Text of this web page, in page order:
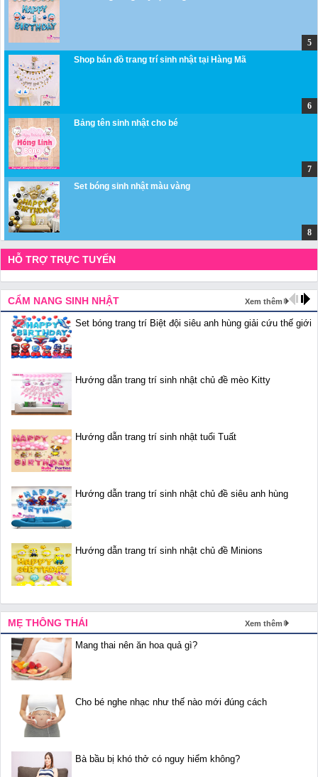
Shop bán đồ trang trí sinh nhật tại Hàng Mã
Bảng tên sinh nhật cho bé
Set bóng sinh nhật màu vàng
HỖ TRỢ TRỰC TUYẾN
CẨM NANG SINH NHẬT Xem thêm
Set bóng trang trí Biệt đội siêu anh hùng giải cứu thế giới
Hướng dẫn trang trí sinh nhật chủ đề mèo Kitty
Hướng dẫn trang trí sinh nhật tuổi Tuất
Hướng dẫn trang trí sinh nhật chủ đề siêu anh hùng
Hướng dẫn trang trí sinh nhật chủ đề Minions
MẸ THÔNG THÁI Xem thêm
Mang thai nên ăn hoa quả gì?
Cho bé nghe nhạc như thế nào mới đúng cách
Bà bầu bị khó thở có nguy hiểm không?